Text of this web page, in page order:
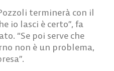
terminerà con il
io lasci è certo”, fa
“Se poi serve che
non è un problema,